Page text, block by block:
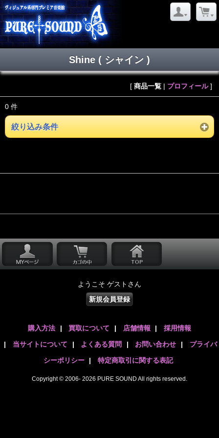
Shine ( シャイン )
[ 商品一覧 | プロフィール]
0 件
絞り込み条件
ようこそ ゲストさん
新規会員登録
購入方法 | 買取について | 店舗情報 | 採用情報
| 当サイトについて | よくある質問 | お問い合わせ | プライバ
シーポリシー | 特定商取引に関する表記
Copyright © 2006- 2026 PURE SOUND All rights reserved.